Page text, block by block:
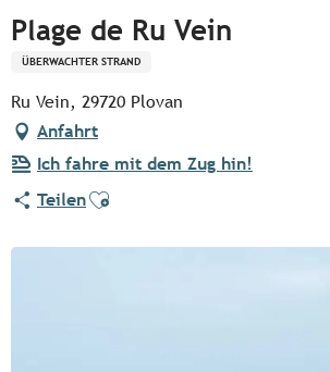
Plage de Ru Vein
ÜBERWACHTER STRAND
Ru Vein, 29720 Plovan
Anfahrt
Ich fahre mit dem Zug hin!
TeilenAjouter aux favoris